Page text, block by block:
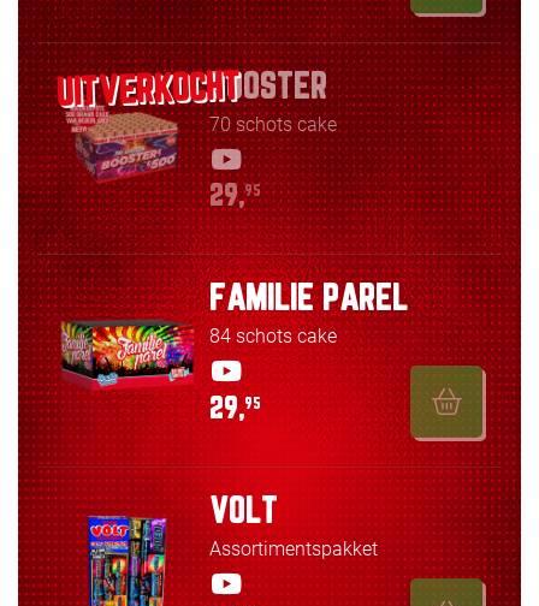
BOOSTER
70 schots cake
29,95
FAMILIE PAREL
84 schots cake
29,95
VOLT
Assortimentspakket